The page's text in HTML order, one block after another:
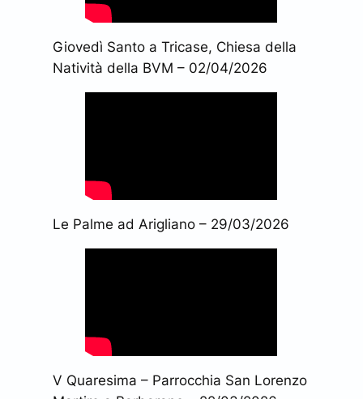
Giovedì Santo a Tricase, Chiesa della
Natività della BVM – 02/04/2026
Le Palme ad Arigliano – 29/03/2026
V Quaresima – Parrocchia San Lorenzo